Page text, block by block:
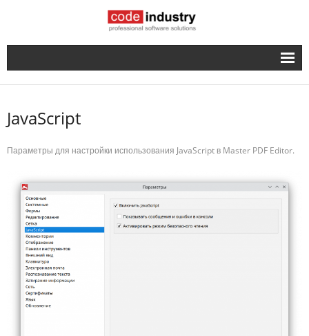
Русский
- English
JavaScript
Параметры для настройки использования JavaScript в Master PDF Editor.